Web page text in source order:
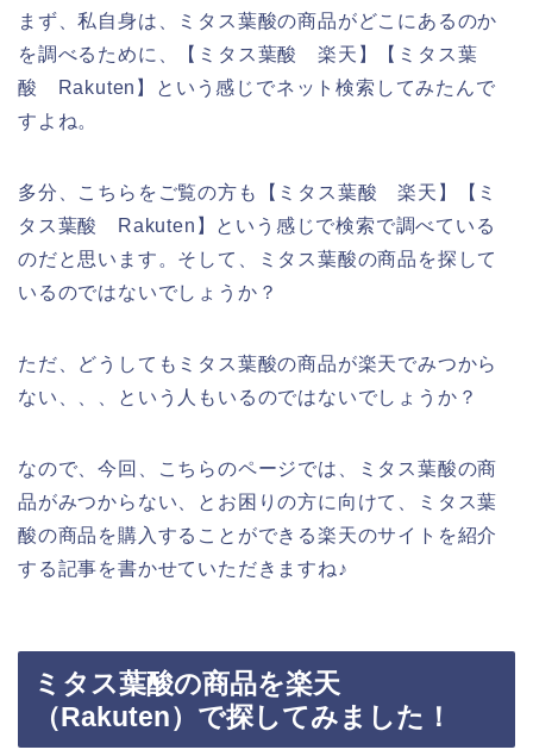
まず、私自身は、ミタス葉酸の商品がどこにあるのか
を調べるために、【ミタス葉酸 楽天】【ミタス葉
酸 Rakuten】という感じでネット検索してみたんで
すよね。
多分、こちらをご覧の方も【ミタス葉酸 楽天】【ミ
タス葉酸 Rakuten】という感じで検索で調べている
のだと思います。そして、ミタス葉酸の商品を探して
いるのではないでしょうか？
ただ、どうしてもミタス葉酸の商品が楽天でみつから
ない、、、という人もいるのではないでしょうか？
なので、今回、こちらのページでは、ミタス葉酸の商
品がみつからない、とお困りの方に向けて、ミタス葉
酸の商品を購入することができる楽天のサイトを紹介
する記事を書かせていただきますね♪
ミタス葉酸の商品を楽天
（Rakuten）で探してみました！